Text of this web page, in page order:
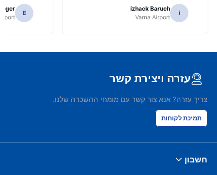
i
izhack Baruch
Varna Airport
E
עזרה ויצירת קשר
צריך עזרה? אנא צור קשר עם מומחי ההשכרה שלנו.
תמיכת לקוחות
חשבון